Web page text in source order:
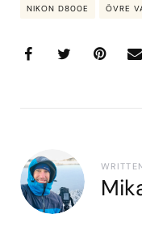
NIKON D800E ÖVRE